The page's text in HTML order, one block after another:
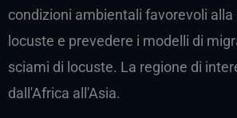
condizioni ambientali favorevoli
locuste e prevedere i modelli di
sciami di locuste. La regione di
dall'Africa all'Asia.